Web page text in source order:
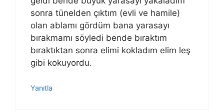
sonra tünelden çıktım (evli ve hamile)
olan ablamı gördüm bana yarasayı
bırakmamı söyledi bende bıraktım
bıraktıktan sonra elimi kokladım elim leş
gibi kokuyordu.
Yanıtla